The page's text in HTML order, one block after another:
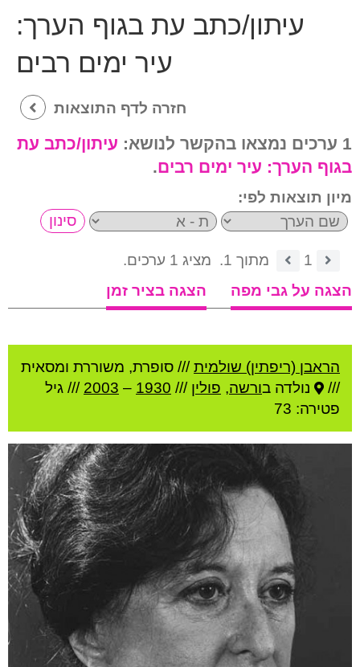
עיתון/כתב עת בגוף הערך:
עיר ימים רבים
חזרה לדף התוצאות
1 ערכים נמצאו בהקשר לנושא:
עיתון/כתב עת
בגוף הערך: עיר ימים רבים.
מיון תוצאות לפי:
1 מתוך 1.
מציג 1 ערכים.
הצגה על גבי מפה
הצגה בציר זמן
הראבן (ריפתין) שולמית/// סופרת, משוררת ומסאית
///
נולדה בורשה, פולין ///
1930
–
2003 /// גיל
פטירה: 73